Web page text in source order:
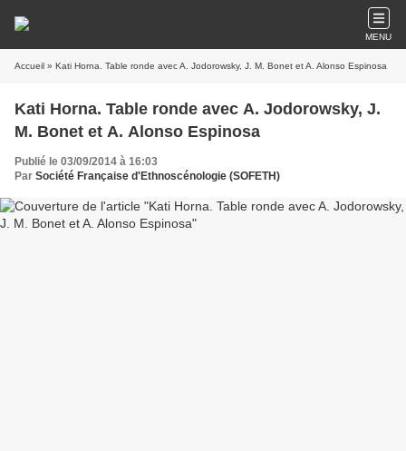
MENU
Accueil » Kati Horna. Table ronde avec A. Jodorowsky, J. M. Bonet et A. Alonso Espinosa
Kati Horna. Table ronde avec A. Jodorowsky, J.
M. Bonet et A. Alonso Espinosa
Publié le 03/09/2014 à 16:03
Par Société Française d'Ethnoscénologie (SOFETH)